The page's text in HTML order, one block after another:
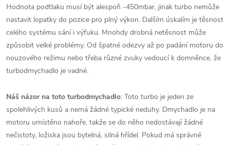
Hodnota podtlaku musí být alespoň -450mbar, jinak turbo nemůže
nastavit lopatky do pozice pro plný výkon. Dalším úskalím je těsnost
celého systému sání i výfuku. Mnohdy drobná netěsnost může
způsobit velké problémy. Od špatné odezvy až po padání motoru do
nouzového režimu nebo třeba různé zvuky vedoucí k domněnce, že
turbodmychadlo je vadné.
Náš názor na toto turbodmychadlo: Toto turbo je jeden ze
spolehlivých kusů a nemá žádné typické neduhy. Dmychadlo je na
motoru umístěno nahoře, takže se do něho nedostávají žádné
nečistoty, ložiska jsou bytelná, silná hřídel. Pokud má správné